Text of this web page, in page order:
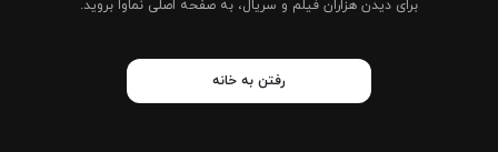
برای دیدن هزاران فیلم و سریال، به صفحه اصلی نماوا بروید.
رفتن به خانه